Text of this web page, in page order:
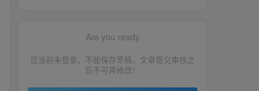
Are you ready
您当前未登录，不能保存草稿，文章提交审核之
后不可再修改！